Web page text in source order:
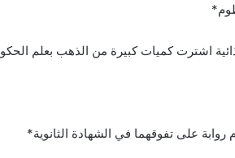
اشترت كميات كبيرة من الذهب بعلم
روابة على تفوقهما في الشهادة الثانوية*